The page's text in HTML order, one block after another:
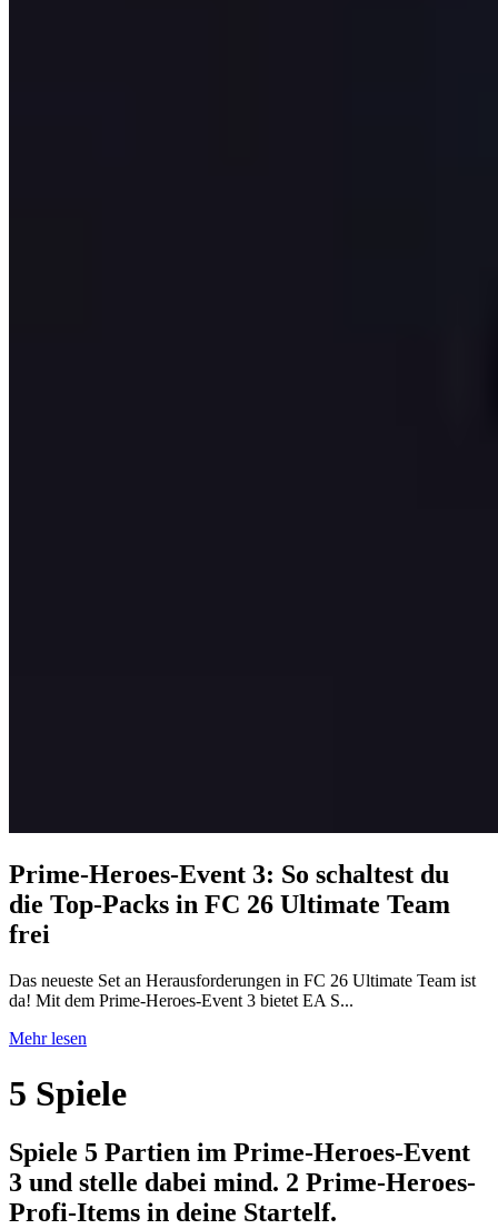
Prime-Heroes-Event 3: So schaltest du
die Top-Packs in FC 26 Ultimate Team
frei
Das neueste Set an Herausforderungen in FC 26 Ultimate Team ist
da! Mit dem Prime-Heroes-Event 3 bietet EA S...
Mehr lesen
5 Spiele
Spiele 5 Partien im Prime-Heroes-Event
3 und stelle dabei mind. 2 Prime-Heroes-
Profi-Items in deine Startelf.